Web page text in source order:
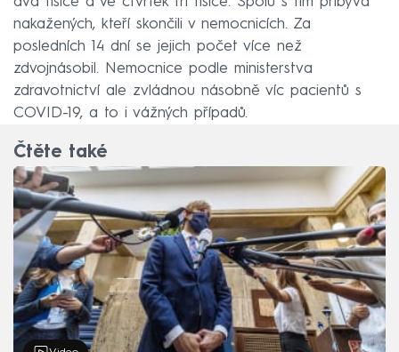
nakažených, kteří skončili v nemocnicích. Za
posledních 14 dní se jejich počet více než
zdvojnásobil. Nemocnice podle ministerstva
zdravotnictví ale zvládnou násobně víc pacientů s
COVID-19, a to i vážných případů.
Čtěte také